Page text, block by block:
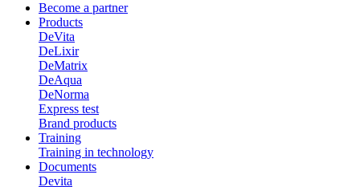
Become a partner
Products
DeVita
DeLixir
DeMatrix
DeAqua
DeNorma
Express test
Brand products
Training
Training in technology
Documents
Devita